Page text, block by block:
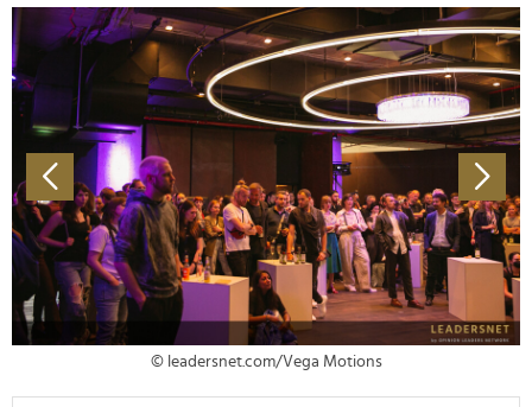
© leadersnet.com/Vega Motions